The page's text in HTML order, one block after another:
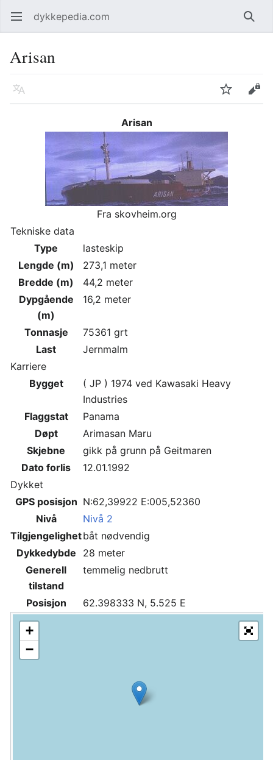
Åpne hovedmenyen dykkepedia.com Søk
Arisan
Språk Overvåk Rediger
Arisan
Fra skovheim.org
Tekniske data
Type
lasteskip
Lengde (m)
273,1 meter
Bredde (m)
44,2 meter
Dypgående
(m)
16,2 meter
Tonnasje
75361 grt
Last
Jernmalm
Karriere
Bygget
( JP ) 1974 ved Kawasaki Heavy
Industries
Flaggstat
Panama
Døpt
Arimasan Maru
Skjebne
gikk på grunn på Geitmaren
Dato forlis
12.01.1992
Dykket
GPS posisjon N:62,39922 E:005,52360
Nivå
Nivå 2
Tilgjengelighetbåt nødvendig
Dykkedybde
28 meter
Generell
tilstand
temmelig nedbrutt
Posisjon 62.398333 N, 5.525 E
+
−